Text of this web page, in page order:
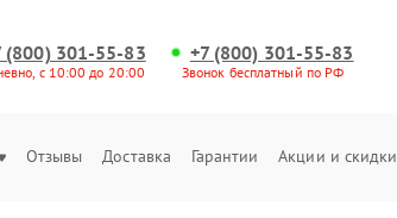
(800) 301-55-83
с 10:00 до 20:00
+7 (800) 301-55-83
Звонок бесплатный по РФ
Отзывы Доставка Гарантии Акции и скидки